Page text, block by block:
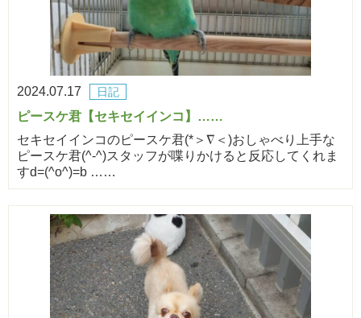
2024.07.17 日記
ピースケ君【セキセイインコ】……
セキセイインコのピースケ君(*＞∇＜)おしゃべり上手な
ピースケ君(^-^)スタッフが喋りかけると反応してくれま
すd=(^o^)=b ……